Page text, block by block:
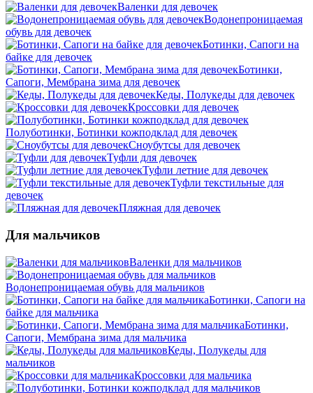
Валенки для девочек
Водонепроницаемая
обувь для девочек
Ботинки, Сапоги на
байке для девочек
Ботинки,
Сапоги, Мембрана зима для девочек
Кеды, Полукеды для девочек
Кроссовки для девочек
Полуботинки, Ботинки кожподклад для девочек
Сноубутсы для девочек
Туфли для девочек
Туфли летние для девочек
Туфли текстильные для
девочек
Пляжная для девочек
Для мальчиков
Валенки для мальчиков
Водонепроницаемая обувь для мальчиков
Ботинки, Сапоги на
байке для мальчика
Ботинки,
Сапоги, Мембрана зима для мальчика
Кеды, Полукеды для
мальчиков
Кроссовки для мальчика